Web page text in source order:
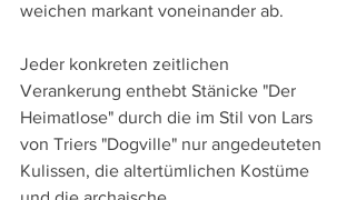
weichen markant voneinander ab.
Jeder konkreten zeitlichen
Verankerung enthebt Stänicke "Der
Heimatlose" durch die im Stil von Lars
von Triers "Dogville" nur angedeuteten
Kulissen, die altertümlichen Kostüme